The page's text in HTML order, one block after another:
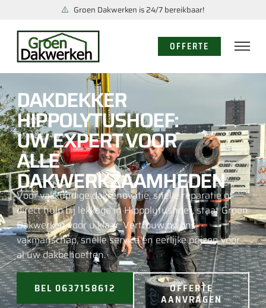
Groen Dakwerken is 24/7 bereikbaar!
OFFERTE
DAKDEKKER
HIPPOLYTUSHOEF:
UW EXPERT VOOR
ALLE
DAKWERKZAAMHEDEN
Voor vakkundige dakrenovatie, snelle reparatie of
direct hulp bij lekkage in Hippolytushoef, staat Groen
Dakwerken voor u klaar. Vertrouw op ons
vakmanschap, snelle service en eerlijke prijzen voor
al uw dakbehoeften.
BEL 0637158612 OFFERTE
AANVRAGEN